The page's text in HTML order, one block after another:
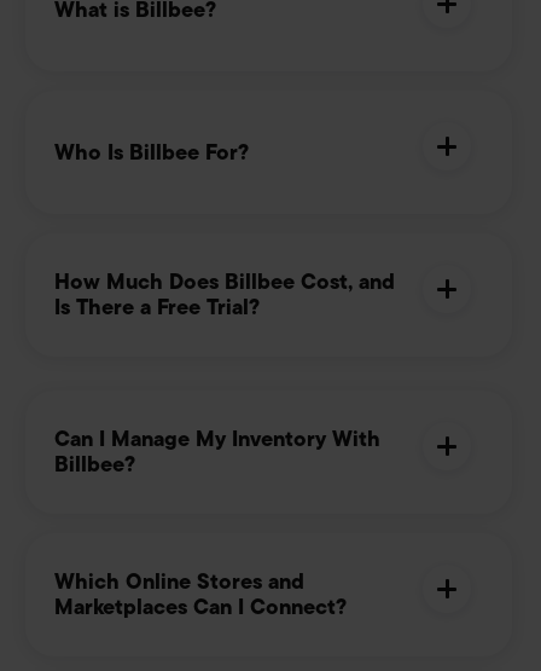
What is Billbee?
Who Is Billbee For?
How Much Does Billbee Cost, and
Is There a Free Trial?
Can I Manage My Inventory With
Billbee?
Which Online Stores and
Marketplaces Can I Connect?